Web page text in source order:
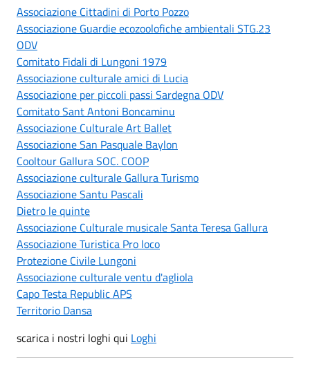
Associazione Cittadini di Porto Pozzo
Associazione Guardie ecozoolofiche ambientali STG.23
ODV
Comitato Fidali di Lungoni 1979
Associazione culturale amici di Lucia
Associazione per piccoli passi Sardegna ODV
Comitato Sant Antoni Boncaminu
Associazione Culturale Art Ballet
Associazione San Pasquale Baylon
Cooltour Gallura SOC. COOP
Associazione culturale Gallura Turismo
Associazione Santu Pascali
Dietro le quinte
Associazione Culturale musicale Santa Teresa Gallura
Associazione Turistica Pro loco
Protezione Civile Lungoni
Associazione culturale ventu d'agliola
Capo Testa Republic APS
Territorio Dansa
scarica i nostri loghi qui Loghi